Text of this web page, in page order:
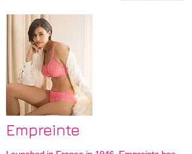
Empreinte